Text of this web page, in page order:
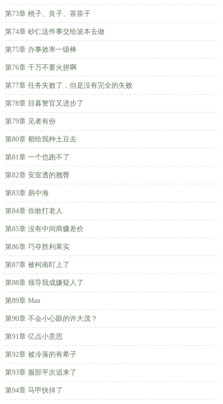
第73章 桃子、良子、茶茶子
第74章 砂仁这件事交给波本去做
第75章 办事效率一级棒
第76章 千万不要火拼啊
第77章 任务失败了，但是没有完全的失败
第78章 目暮警官又进步了
第79章 见者有份
第80章 都给我种土豆去
第81章 一个也跑不了
第82章 安室透的翘臀
第83章 易中海
第84章 你敢打老人
第85章 没有中间商赚差价
第86章 巧夺胜利果实
第87章 被柯南盯上了
第88章 领导我成嫌疑人了
第89章 Man
第90章 不会小心眼的许大茂？
第91章 亿点小意思
第92章 被冷落的有希子
第93章 服部平次追来了
第94章 马甲快掉了